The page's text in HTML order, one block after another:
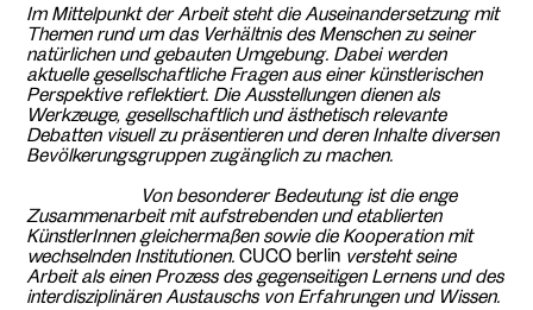
Im Mittelpunkt der Arbeit steht die Auseinandersetzung mit
Themen rund um das Verhältnis des Menschen zu seiner
natürlichen und gebauten Umgebung. Dabei werden
aktuelle gesellschaftliche Fragen aus einer künstlerischen
Perspektive reflektiert. Die Ausstellungen dienen als
Werkzeuge, gesellschaftlich und ästhetisch relevante
Debatten visuell zu präsentieren und deren Inhalte diversen
Bevölkerungsgruppen zugänglich zu machen.
Von besonderer Bedeutung ist die enge
Zusammenarbeit mit aufstrebenden und etablierten
KünstlerInnengleichermaßen sowie die Kooperation mit
wechselnden Institutionen.CUCO berlin versteht seine
Arbeit als einen Prozess des gegenseitigen Lernens und des
interdisziplinären Austauschs von Erfahrungen und Wissen.